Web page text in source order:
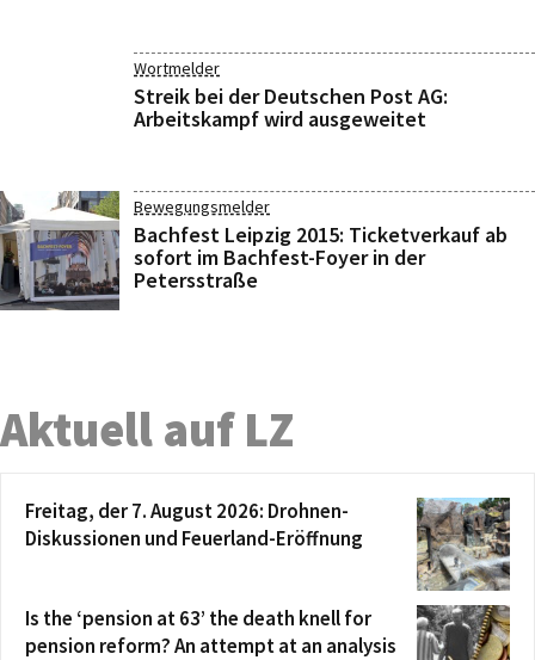
Wortmelder
Streik bei der Deutschen Post AG:
Arbeitskampf wird ausgeweitet
Bewegungsmelder
Bachfest Leipzig 2015: Ticketverkauf ab
sofort im Bachfest-Foyer in der
Petersstraße
Aktuell auf LZ
Freitag, der 7. August 2026: Drohnen-
Diskussionen und Feuerland-Eröffnung
Is the ‘pension at 63’ the death knell for
pension reform? An attempt at an analysis